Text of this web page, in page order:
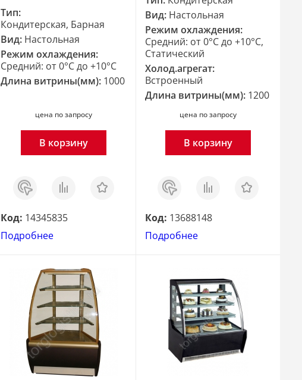
Тип:
Кондитерская, Барная
Вид: Настольная
Режим охлаждения:
Средний: от 0°C до +10°C
Длина витрины(мм): 1000
цена по запросу
В корзину
Заказ
в 1
клик
Сравнить Отложить
Код: 14345835
Подробнее
Вид: Настольная
Режим охлаждения:
Средний: от 0°C до +10°C,
Статический
Холод.агрегат:
Встроенный
Длина витрины(мм): 1200
цена по запросу
В корзину
Заказ
в 1
клик
Сравнить Отложить
Код: 13688148
Подробнее